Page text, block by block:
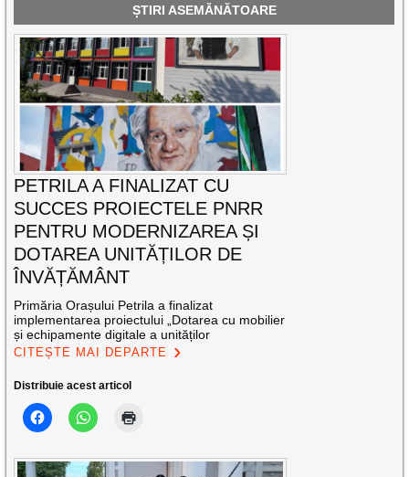
ȘTIRI ASEMĂNĂTOARE
PETRILA A FINALIZAT CU
SUCCES PROIECTELE PNRR
PENTRU MODERNIZAREA ȘI
DOTAREA UNITĂȚILOR DE
ÎNVĂȚĂMÂNT
Primăria Orașului Petrila a finalizat
implementarea proiectului „Dotarea cu mobilier
și echipamente digitale a unităților
CITEȘTE MAI DEPARTE
Distribuie acest articol